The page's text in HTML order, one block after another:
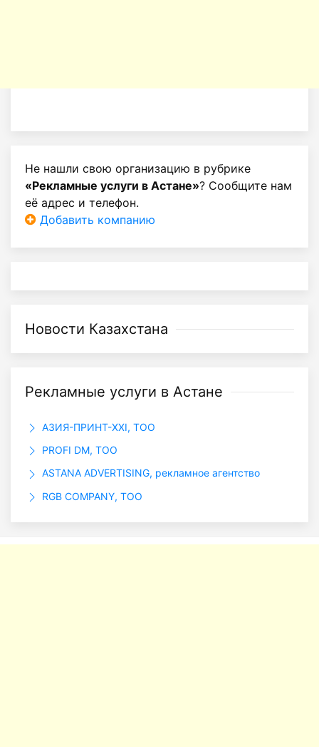
Не нашли свою организацию в рубрике
«Рекламные услуги в Астане»? Сообщите нам
её адрес и телефон.
Добавить компанию
Новости Казахстана
Рекламные услуги в Астане
АЗИЯ-ПРИНТ-XXI, ТОО
PROFI DM, ТОО
ASTANA ADVERTISING, рекламное агентство
RGB COMPANY, ТОО